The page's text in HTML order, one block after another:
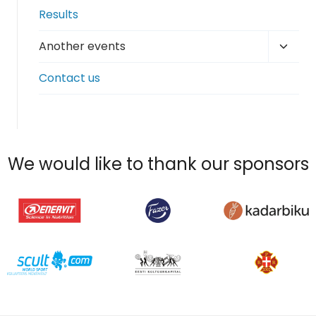
Results
Another events
Contact us
We would like to thank our sponsors